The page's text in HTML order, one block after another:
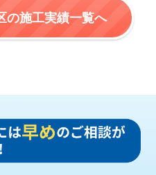
の施工実績一覧へ